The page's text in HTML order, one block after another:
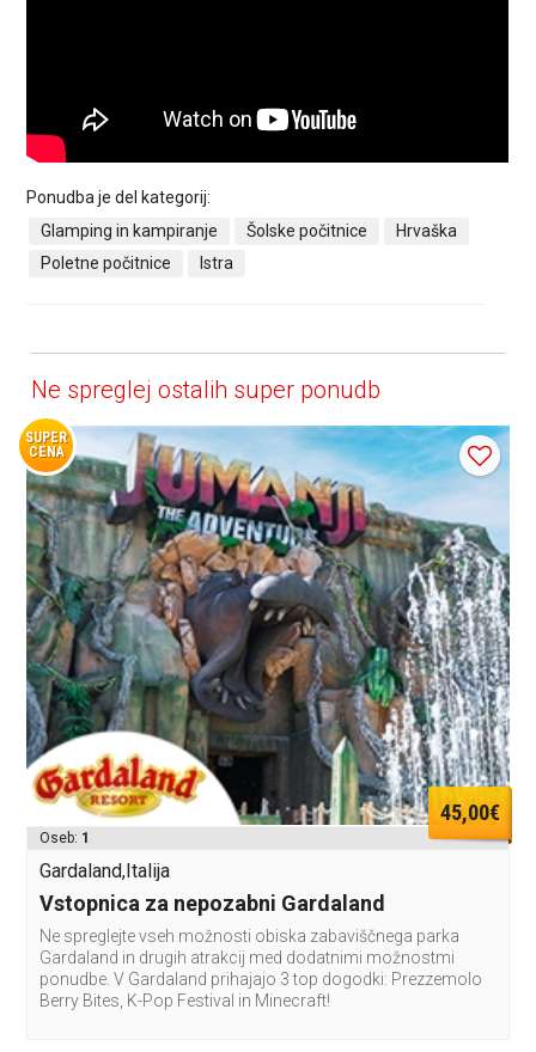
Ponudba je del kategorij:
Glamping in kampiranje
Šolske počitnice
Hrvaška
Poletne počitnice
Istra
Ne spreglej ostalih super ponudb
SUPER
CENA
45,00€
Oseb: 1
Gardaland,Italija
Vstopnica za nepozabni Gardaland
Ne spreglejte vseh možnosti obiska zabaviščnega parka
Gardaland in drugih atrakcij med dodatnimi možnostmi
ponudbe. V Gardaland prihajajo 3 top dogodki: Prezzemolo
Berry Bites, K-Pop Festival in Minecraft!